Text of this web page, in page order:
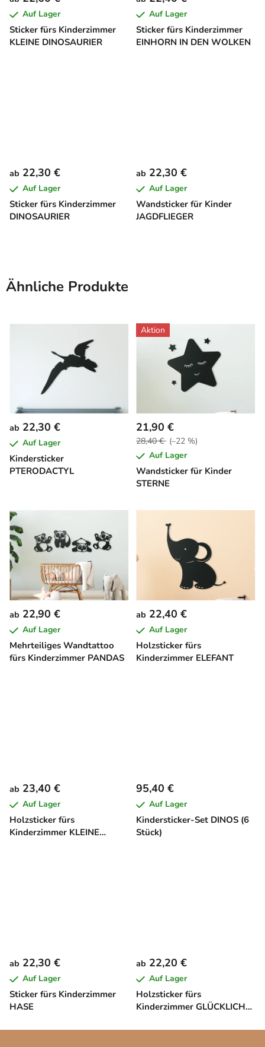
Sticker fürs Kinderzimmer
KLEINE DINOSAURIER
Auf Lager
Sticker fürs Kinderzimmer
EINHORN IN DEN WOLKEN
Auf Lager
Sticker fürs Kinderzimmer
DINOSAURIER
ab 22,30 €
Auf Lager
Wandsticker für Kinder
JAGDFLIEGER
ab 22,30 €
Auf Lager
Ähnliche Produkte
Kindersticker
PTERODACTYL
ab 22,30 €
Auf Lager
Aktion
Wandsticker für Kinder
STERNE
21,90 €
28,40 € (–22 %)
Auf Lager
Mehrteiliges Wandtattoo
fürs Kinderzimmer PANDAS
ab 22,90 €
Auf Lager
Holzsticker fürs
Kinderzimmer ELEFANT
ab 22,40 €
Auf Lager
Holzsticker fürs
Kinderzimmer KLEINE
ab 23,40 €
Auf Lager
Kindersticker-Set DINOS (6
Stück)
95,40 €
Auf Lager
Sticker fürs Kinderzimmer
HASE
ab 22,30 €
Auf Lager
Holzsticker fürs
Kinderzimmer GLÜCKLICHE
ab 22,20 €
Auf Lager